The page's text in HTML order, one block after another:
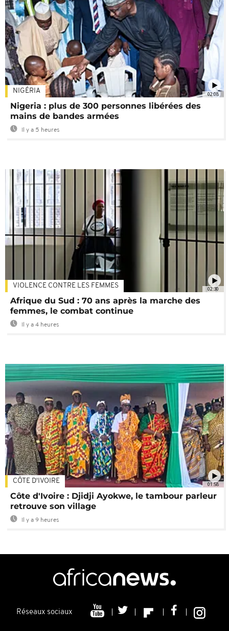
02:08
NIGÉRIA
Nigeria : plus de 300 personnes libérées des
mains de bandes armées
Il y a 5 heures
02:30
VIOLENCE CONTRE LES FEMMES
Afrique du Sud : 70 ans après la marche des
femmes, le combat continue
Il y a 4 heures
01:58
CÔTE D'IVOIRE
Côte d'Ivoire : Djidji Ayokwe, le tambour parleur
retrouve son village
Il y a 9 heures
Réseaux sociaux